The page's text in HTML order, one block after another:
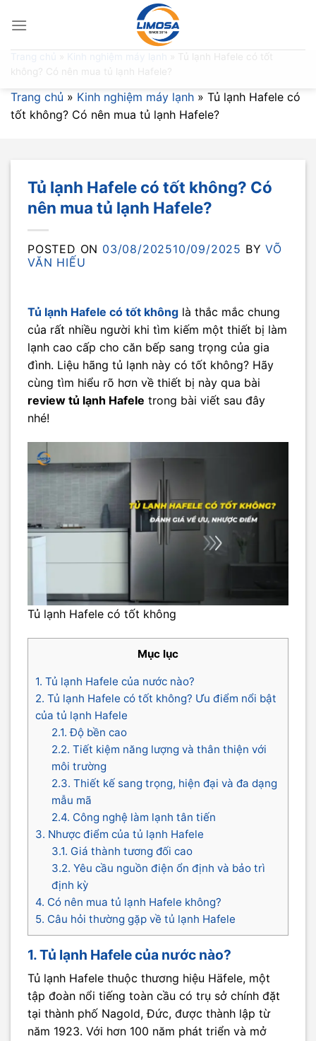
Tủ lạnh Hafele có tốt
không? Có nên mua tủ lạnh Hafele?
Trang chủ » Kinh nghiệm máy lạnh » Tủ lạnh Hafele có
tốt không? Có nên mua tủ lạnh Hafele?
Tủ lạnh Hafele có tốt không? Có
nên mua tủ lạnh Hafele?
POSTED ON 03/08/202510/09/2025 BYVÕ
VĂN HIẾU
Tủ lạnh Hafele có tốt không là thắc mắc chung
của rất nhiều người khi tìm kiếm một thiết bị làm
lạnh cao cấp cho căn bếp sang trọng của gia
đình. Liệu hãng tủ lạnh này có tốt không? Hãy
cùng tìm hiểu rõ hơn về thiết bị này qua bài
review tủ lạnh Hafele trong bài viết sau đây
nhé!
Tủ lạnh Hafele có tốt không
Mục lục
1. Tủ lạnh Hafele của nước nào?
2. Tủ lạnh Hafele có tốt không? Ưu điểm nổi bật
của tủ lạnh Hafele
2.1. Độ bền cao
2.2. Tiết kiệm năng lượng và thân thiện với
môi trường
2.3. Thiết kế sang trọng, hiện đại và đa dạng
mẫu mã
2.4. Công nghệ làm lạnh tân tiến
3. Nhược điểm của tủ lạnh Hafele
3.1. Giá thành tương đối cao
3.2. Yêu cầu nguồn điện ổn định và bảo trì
định kỳ
4. Có nên mua tủ lạnh Hafele không?
5. Câu hỏi thường gặp về tủ lạnh Hafele
1. Tủ lạnh Hafele của nước nào?
Tủ lạnh Hafele thuộc thương hiệu Häfele, một
tập đoàn nổi tiếng toàn cầu có trụ sở chính đặt
tại thành phố Nagold, Đức, được thành lập từ
năm 1923. Với hơn 100 năm phát triển và mở